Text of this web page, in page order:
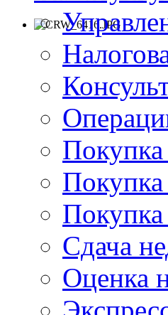
Сдача
Оценка